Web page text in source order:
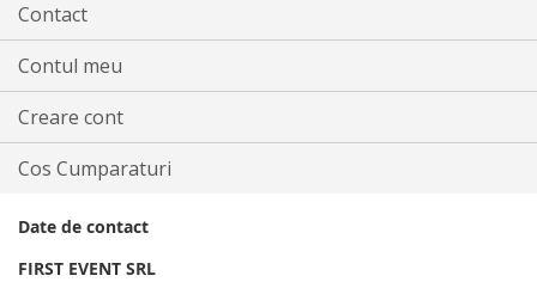
Contact
Contul meu
Creare cont
Cos Cumparaturi
Date de contact
FIRST EVENT SRL